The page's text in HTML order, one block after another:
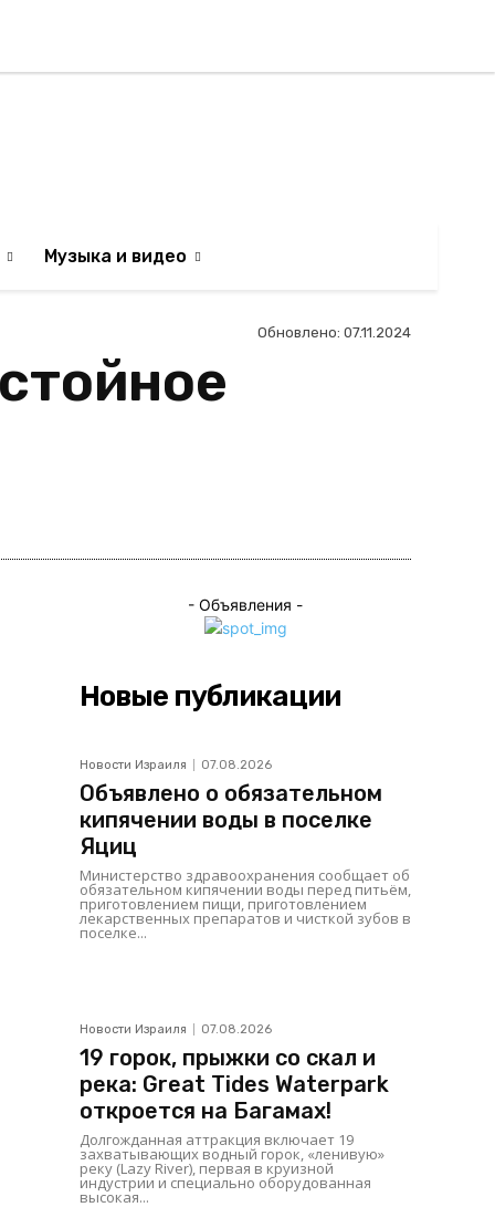
Музыка и видео
Обновлено: 07.11.2024
- Объявления -
Новые публикации
Новости Израиля 07.08.2026
Объявлено о обязательном
кипячении воды в поселке
Яциц
Министерство здравоохранения сообщает об
обязательном кипячении воды перед питьём,
приготовлением пищи, приготовлением
лекарственных препаратов и чисткой зубов в
поселке...
Новости Израиля 07.08.2026
19 горок, прыжки со скал и
река: Great Tides Waterpark
откроется на Багамах!
Долгожданная аттракция включает 19
захватывающих водный горок, «ленивую»
реку (Lazy River), первая в круизной
индустрии и специально оборудованная
высокая...